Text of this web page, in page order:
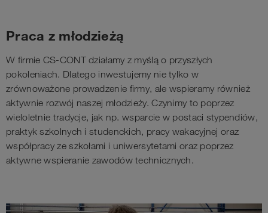
Praca z młodzieżą
W firmie CS-CONT działamy z myślą o przyszłych
pokoleniach. Dlatego inwestujemy nie tylko w
zrównoważone prowadzenie firmy, ale wspieramy również
aktywnie rozwój naszej młodzieży. Czynimy to poprzez
wieloletnie tradycje, jak np. wsparcie w postaci stypendiów,
praktyk szkolnych i studenckich, pracy wakacyjnej oraz
współpracy ze szkołami i uniwersytetami oraz poprzez
aktywne wspieranie zawodów technicznych.